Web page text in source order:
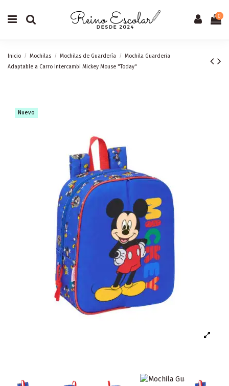
0
Inicio Mochilas Mochilas de Guardería
Mochila Guarderia
Adaptable a Carro Intercambi Mickey Mouse "Today"
Nuevo